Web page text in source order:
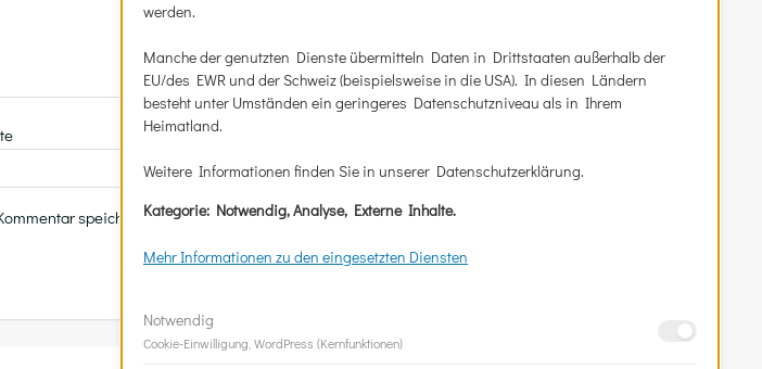
speichern.
werden.
Manche der genutzten Dienste übermitteln Daten in Drittstaaten außerhalb der
EU/des EWR und der Schweiz (beispielsweise in die USA). In diesen Ländern
besteht unter Umständen ein geringeres Datenschutzniveau als in Ihrem
Heimatland.
Weitere Informationen finden Sie in unserer Datenschutzerklärung.
Kategorie: Notwendig, Analyse, Externe Inhalte.
Mehr Informationen zu den eingesetzten Diensten
Notwendig
Cookie-Einwilligung, WordPress (Kernfunktionen)